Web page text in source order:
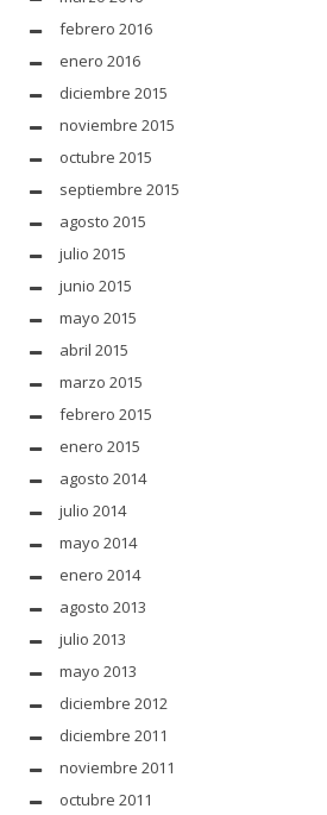
febrero 2016
enero 2016
diciembre 2015
noviembre 2015
octubre 2015
septiembre 2015
agosto 2015
julio 2015
junio 2015
mayo 2015
abril 2015
marzo 2015
febrero 2015
enero 2015
agosto 2014
julio 2014
mayo 2014
enero 2014
agosto 2013
julio 2013
mayo 2013
diciembre 2012
diciembre 2011
noviembre 2011
octubre 2011